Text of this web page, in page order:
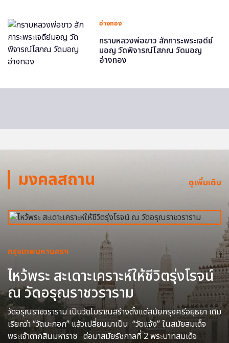
อ่างทอง
กราบหลวงพ่อขาว สักการะพระเจดีย์
มอญ วัดพิจารณ์โสภณ วัดมอญ
อ่างทอง
มงคลสถาน ดูเพิ่มเติม
กรุงเทพมหานครฯ
ไหว้พระ สะเดาะเคราะห์ให้ชีวิตรุ่งโรจน์
ณ วัดอรุณราชวราราม
วัดอรุณราชวราราม เป็นวัดโบราณสร้างตั้งแต่สมัยกรุงศรีอยุธยา เดิม
เรียกว่า “วัดมะกอก” แล้วเปลี่ยนมาเป็น “วัดแจ้ง” ในสมัยสมเด็จ
พระเจ้าตากสินมหาราช ต่อมาสมัยรัชกาลที่ 2 พระบาทสมเด็จ